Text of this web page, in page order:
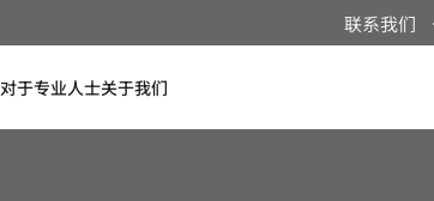
联系我们
对于专业人士关于我们